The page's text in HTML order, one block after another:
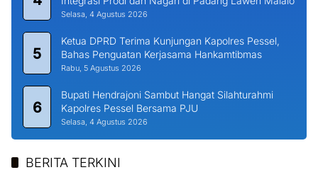
Selasa, 4 Agustus 2026
5
Ketua DPRD Terima Kunjungan Kapolres Pessel,
Bahas Penguatan Kerjasama Hankamtibmas
Rabu, 5 Agustus 2026
6
Bupati Hendrajoni Sambut Hangat Silahturahmi
Kapolres Pessel Bersama PJU
Selasa, 4 Agustus 2026
BERITA TERKINI